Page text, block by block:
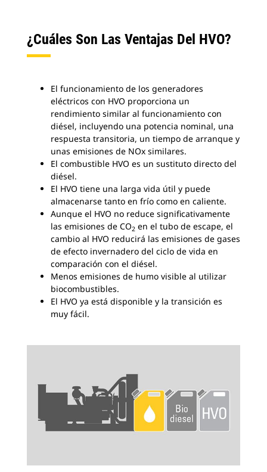
¿Cuáles Son Las Ventajas Del HVO?
El funcionamiento de los generadores
eléctricos con HVO proporciona un
rendimiento similar al funcionamiento con
diésel, incluyendo una potencia nominal, una
respuesta transitoria, un tiempo de arranque y
unas emisiones de NOx similares.
El combustible HVO es un sustituto directo del
diésel.
El HVO tiene una larga vida útil y puede
almacenarse tanto en frío como en caliente.
Aunque el HVO no reduce significativamente
las emisiones de CO2 en el tubo de escape, el
cambio al HVO reducirá las emisiones de gases
de efecto invernadero del ciclo de vida en
comparación con el diésel.
Menos emisiones de humo visible al utilizar
biocombustibles.
El HVO ya está disponible y la transición es
muy fácil.